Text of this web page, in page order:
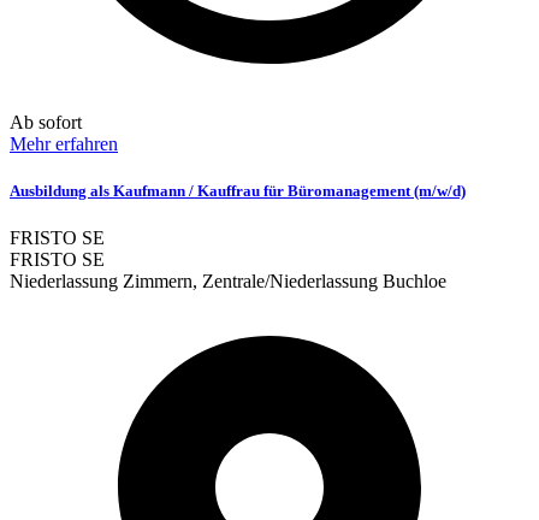
Ab sofort
Mehr erfahren
Ausbildung als Kaufmann / Kauffrau für Büromanagement (m/w/d)
FRISTO SE
FRISTO SE
Niederlassung Zimmern, Zentrale/Niederlassung Buchloe